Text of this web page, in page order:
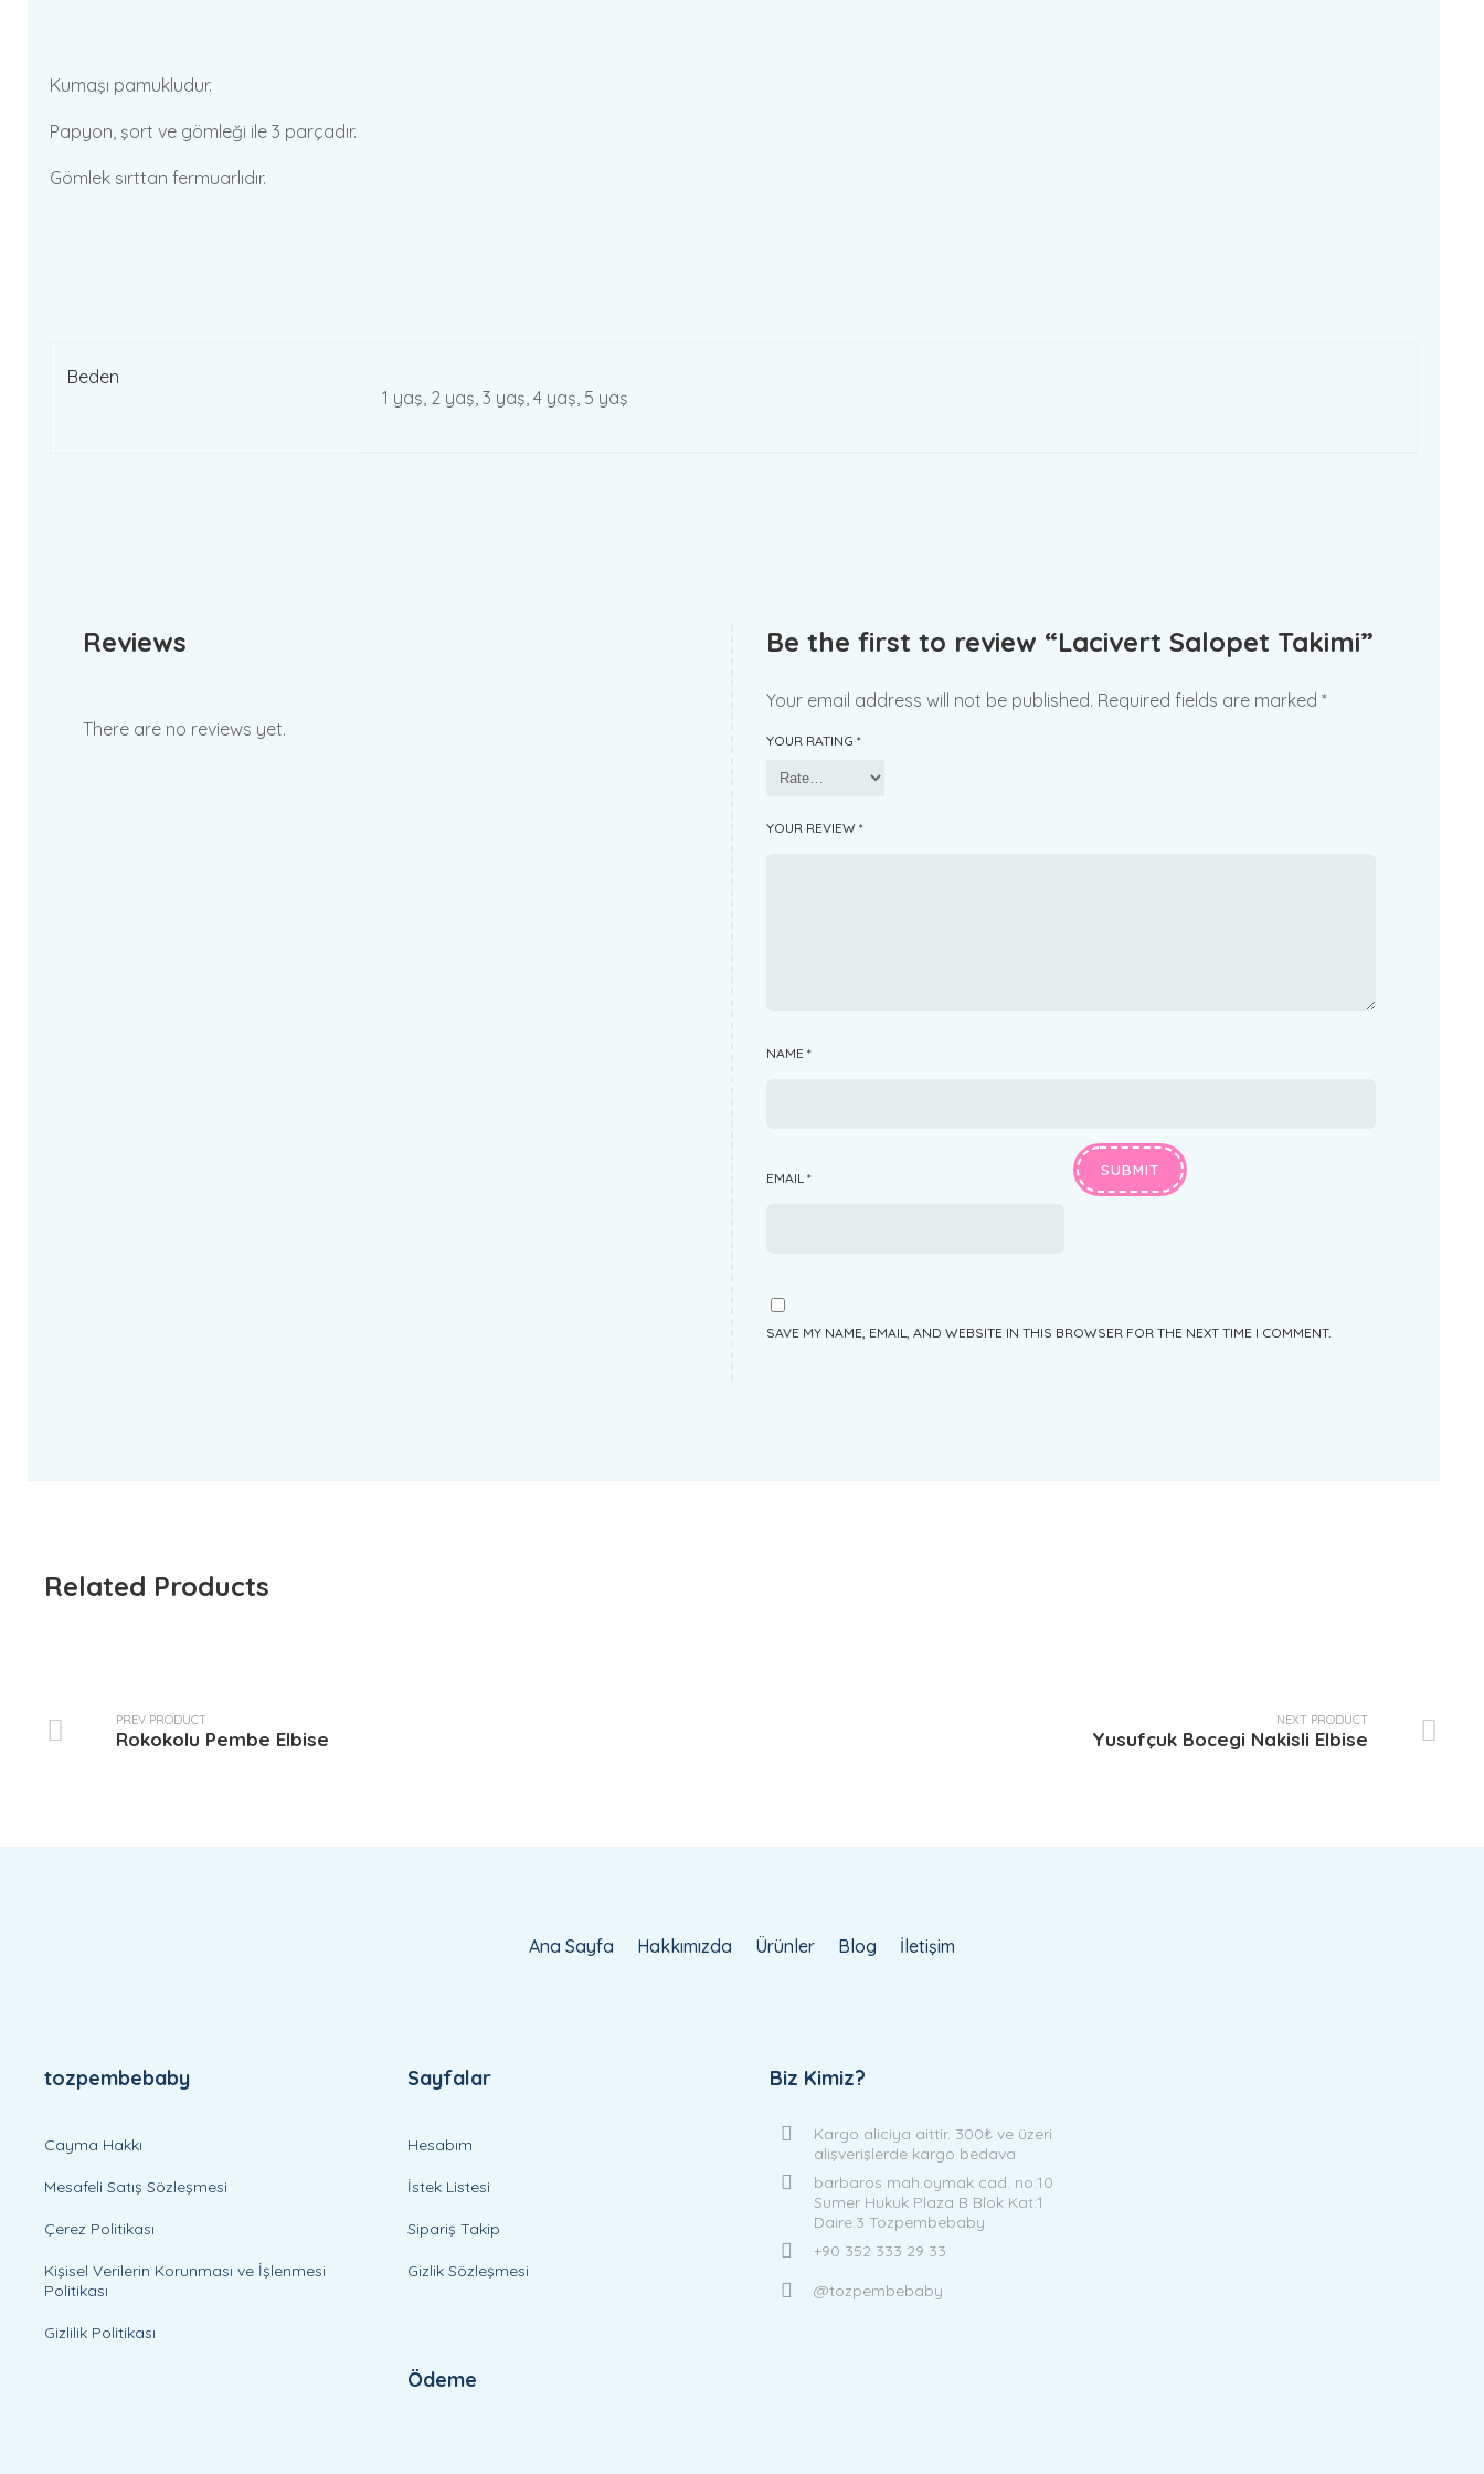
Kumaşı pamukludur.
Papyon, şort ve gömleği ile 3 parçadır.
Gömlek sırttan fermuarlıdır.
Beden
1 yaş, 2 yaş, 3 yaş, 4 yaş, 5 yaş
Reviews
There are no reviews yet.
Be the first to review “Lacivert Salopet Takimi”
Your email address will not be published. Required fields are marked*
YOUR RATING*
YOUR REVIEW*
NAME*
EMAIL*
SAVE MY NAME, EMAIL, AND WEBSITE IN THIS BROWSER FOR THE NEXT TIME I COMMENT.
Related Products
PREV PRODUCT
Rokokolu Pembe Elbise
NEXT PRODUCT
Yusufçuk Bocegi Nakisli Elbise
Ana Sayfa Hakkımızda Ürünler Blog İletişim
tozpembebaby
Cayma Hakkı
Mesafeli Satış Sözleşmesi
Çerez Politikası
Kişisel Verilerin Korunması ve İşlenmesi
Politikası
Gizlilik Politikası
Sayfalar
Hesabım
İstek Listesi
Sipariş Takip
Gizlik Sözleşmesi
Biz Kimiz?
Kargo aliciya aittir. 300₺ ve üzeri
alişverişlerde kargo bedava
barbaros mah.oymak cad. no:10
Sumer Hukuk Plaza B Blok Kat:1
Daire:3 Tozpembebaby
+90 352 333 29 33
@tozpembebaby
Ödeme